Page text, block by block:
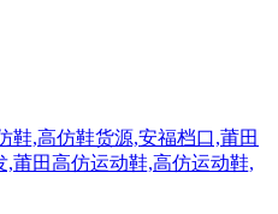
鞋,高仿鞋货源,安福档口,莆田
莆田高仿运动鞋,高仿运动鞋,